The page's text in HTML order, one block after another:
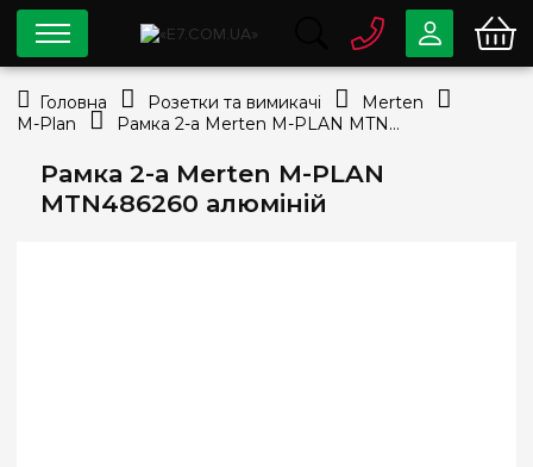
Рамка 2-а Merten M-PLAN
MTN486260 алюміній
0 80033-63-07
info@e7.com.ua
044334-79-78
Viber
Головна Розетки та вимикачі
Merten
M-Plan
Рамка 2-а Merten M-PLAN MTN486260 алюміній